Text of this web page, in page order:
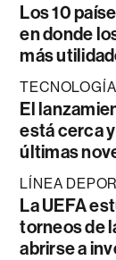
Los 10
en donde
más
TECNOLOGÍA
El
está cerca
últimas
LÍNEA
La UEFA
torneos de
abrirse a